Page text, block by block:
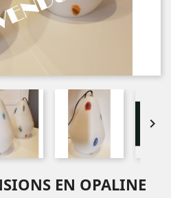

EN OPALINE